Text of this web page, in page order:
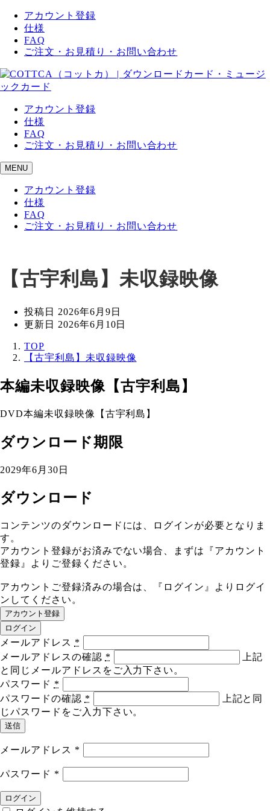
アカウント登録
仕様
FAQ
ご注文・お見積り・お問い合わせ
アカウント登録
仕様
FAQ
ご注文・お見積り・お問い合わせ
MENU
アカウント登録
仕様
FAQ
ご注文・お見積り・お問い合わせ
【古宇利島】未収録映像
投稿日
2026年6月9日
更新日
2026年6月10日
TOP
【古宇利島】未収録映像
本編未収録映像【古宇利島】
DVD本編未収録映像【古宇利島】
ダウンロード期限
2029年6月30日
ダウンロード
コンテンツのダウンロードには、ログインが必要となりま
す。
アカウント登録がお済みでない場合、まずは『アカウント
登録』よりご登録ください。
アカウントご登録済みの場合は、『ログイン』よりログイ
ンしてください。
アカウント登録
ログイン
メールアドレス *
メールアドレスの確認 *
上記
と同じメールアドレスをご入力下さい。
パスワード *
パスワードの確認 *
上記と同
じパスワードをご入力下さい。
送信
メールアドレス *
パスワード *